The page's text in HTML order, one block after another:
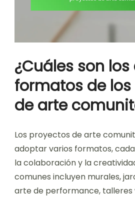
¿Cuáles son
formatos de
de arte
Los proyectos de arte
adoptar varios formatos,
la colaboración y la
comunes incluyen murales,
arte de performance, talleres